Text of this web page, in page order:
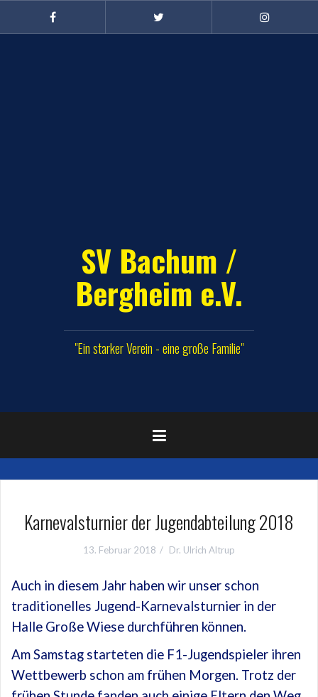
springen
Facebook
Instagram
(Damen)
SV Bachum /
Bergheim e.V.
"Ein starker Verein - eine große Familie"
Karnevalsturnier der Jugendabteilung 2018
13. Februar 2018 Dr. Ulrich Altrup
Auch in diesem Jahr haben wir unser schon
traditionelles Jugend-Karnevalsturnier in der
Halle Große Wiese durchführen können.
Am Samstag starteten die F1-Jugendspieler ihren
Wettbewerb schon am frühen Morgen. Trotz der